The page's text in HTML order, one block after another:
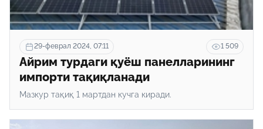
29-феврал 2024, 07:11 1 509
Айрим турдаги қуёш панелларининг
импорти тақиқланади
Мазкур тақиқ 1 мартдан кучга киради.